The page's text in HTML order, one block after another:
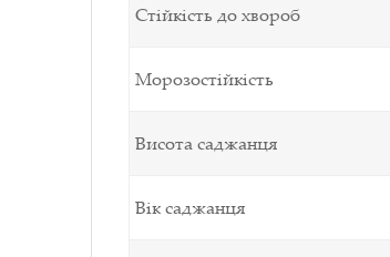
Стійкість до хвороб
Морозостійкість
Висота саджанця
Вік саджанця